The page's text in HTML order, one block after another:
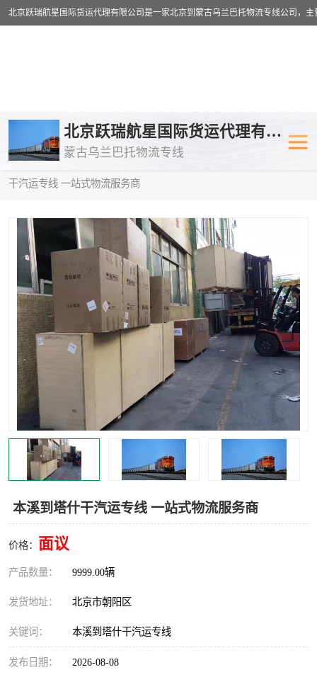
北京跃瑞航星国际货运代理有限公司
蒙古乌兰巴托物流专线
干汽运专线 一站式物流服务商
本溪到塔什干汽运专线 一站式物流服务商
价格： 面议
产品数量： 9999.00辆
发货地址： 北京市朝阳区
关键词： 本溪到塔什干汽运专线
发布日期： 2026-08-08
乌兰巴托物流专线 乌兰巴托铁
乌兰巴托公路运输
中欧班列
蒙古乌兰巴托双清包税
蒙古乌兰巴托空运专线 蒙古乌兰巴
蒙古乌兰巴托汽运专线 英国铁路
中亚铁路运输